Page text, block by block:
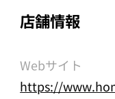
店舗情報
Webサイト
https://